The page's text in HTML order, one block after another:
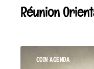
Réunion
COIN AGENDA